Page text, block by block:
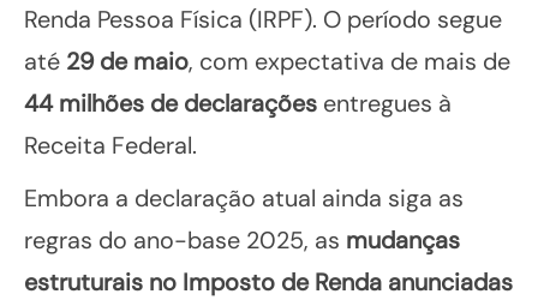
Renda Pessoa Física (IRPF). O período segue
até 29 de maio, com expectativa de mais de
44 milhões de declarações entregues à
Receita Federal.
Embora a declaração atual ainda siga as
regras do ano-base 2025, as mudanças
estruturais no Imposto de Renda anunciadas